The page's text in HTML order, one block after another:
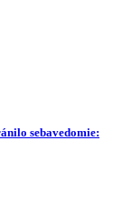
sebavedomie: